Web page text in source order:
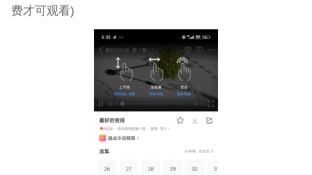
费才可观看)